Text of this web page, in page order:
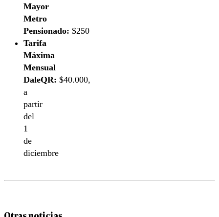
Mayor
Metro
Pensionado: $250
Tarifa
Máxima
Mensual
DaleQR: $40.000,
a
partir
del
1
de
diciembre